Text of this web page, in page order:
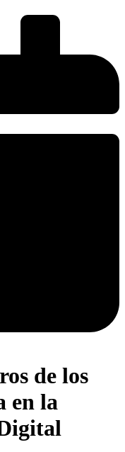
de los
en la